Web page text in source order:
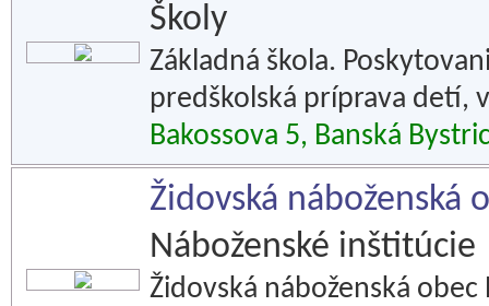
Školy
Základná škola.
predškolská príprava detí,
Bakossova 5, Banská
Židovská náboženská
Náboženské inštitúcie
Židovská náboženská